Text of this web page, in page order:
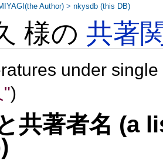
様の共著
under
")
共著者名 (a
Author) >nkysdb (this DB)